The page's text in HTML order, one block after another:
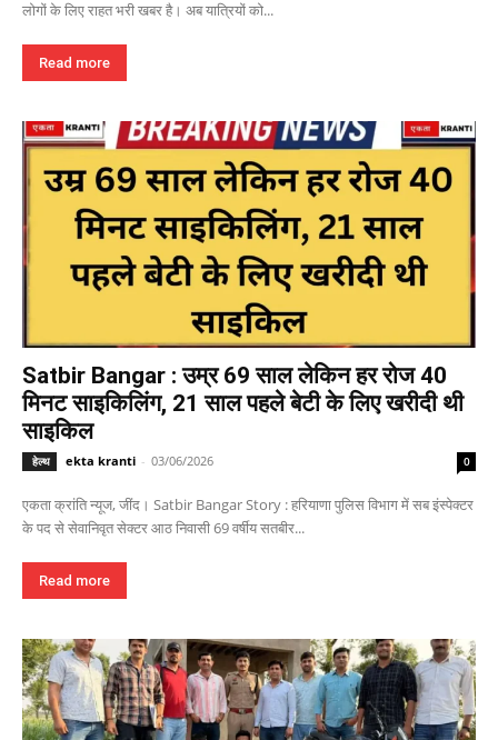
लोगों के लिए राहत भरी खबर है। अब यात्रियों को...
Read more
Satbir Bangar : उम्र 69 साल लेकिन हर रोज 40
मिनट साइकिलिंग, 21 साल पहले बेटी के लिए खरीदी थी
साइकिल
हेल्थ ekta kranti - 03/06/2026 0
एकता क्रांति न्यूज, जींद। Satbir Bangar Story : हरियाणा पुलिस विभाग में सब इंस्पेक्टर
के पद से सेवानिवृत सेक्टर आठ निवासी 69 वर्षीय सतबीर...
Read more